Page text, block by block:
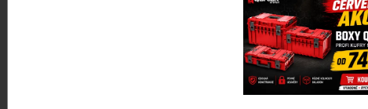
Zabezpečuje i optimální zvukovou izolaci.